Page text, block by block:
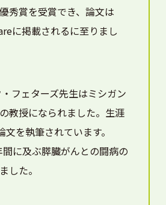
秀賞を受賞でき、論文は
に掲載されるに至りまし
フェターズ先生はミシガン
教授になられました。生涯
を執筆されています。
に及ぶ膵臓がんとの闘病の
した。